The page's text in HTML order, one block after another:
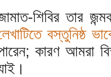
শিবির তার
বস্তুনিষ্ঠ
কারণ আমরা